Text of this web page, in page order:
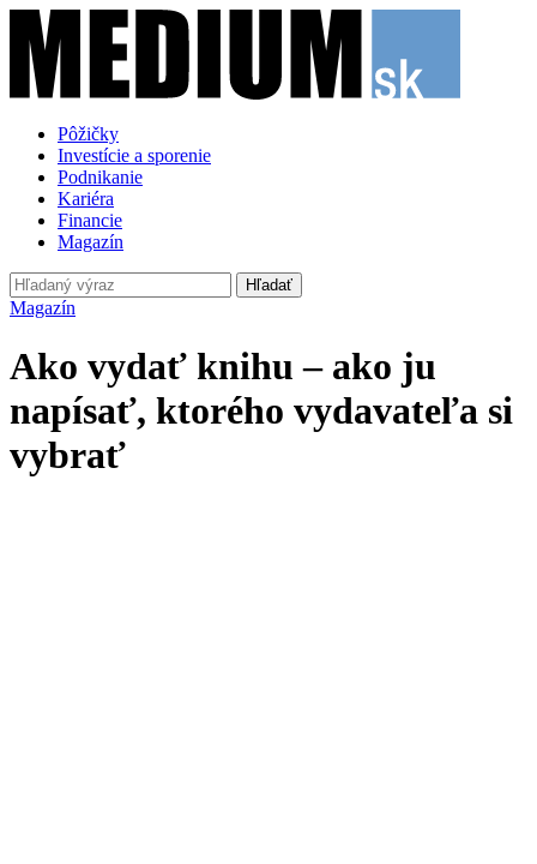
Pôžičky
Investície a sporenie
Podnikanie
Kariéra
Financie
Magazín
Hľadať
Magazín
Ako vydať knihu – ako ju
napísať, ktorého vydavateľa si
vybrať